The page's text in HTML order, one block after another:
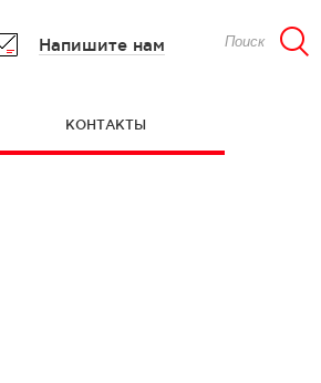
КОНТАКТЫ
Напишите нам